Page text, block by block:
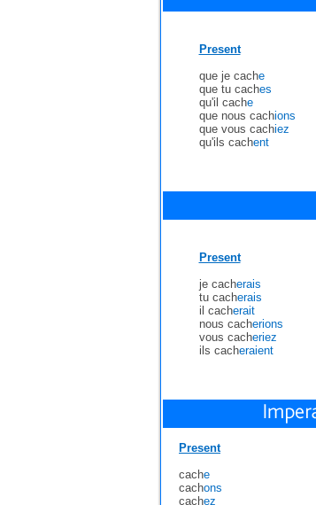
Present
que je cache
que tu caches
qu'il cache
que nous cachions
que vous cachiez
qu'ils cachent
Present
je cacherais
tu cacherais
il cacherait
nous cacherions
vous cacheriez
ils cacheraient
Present
cache
cachons
cachez